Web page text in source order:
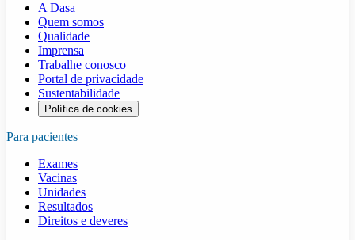
A Dasa
Quem somos
Qualidade
Imprensa
Trabalhe conosco
Portal de privacidade
Sustentabilidade
Política de cookies
Para pacientes
Exames
Vacinas
Unidades
Resultados
Direitos e deveres